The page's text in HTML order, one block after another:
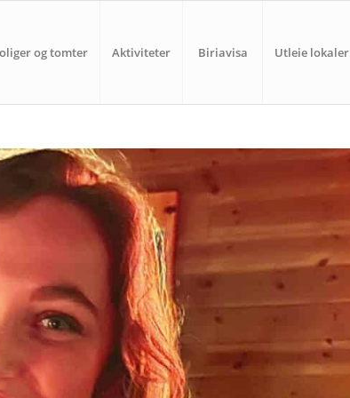
og tomter Aktiviteter Biriavisa Utleie lokaler